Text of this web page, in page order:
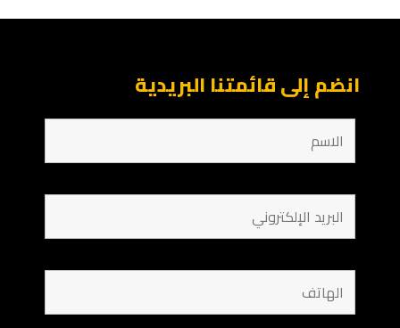
انضم إلى قائمتنا البريدية